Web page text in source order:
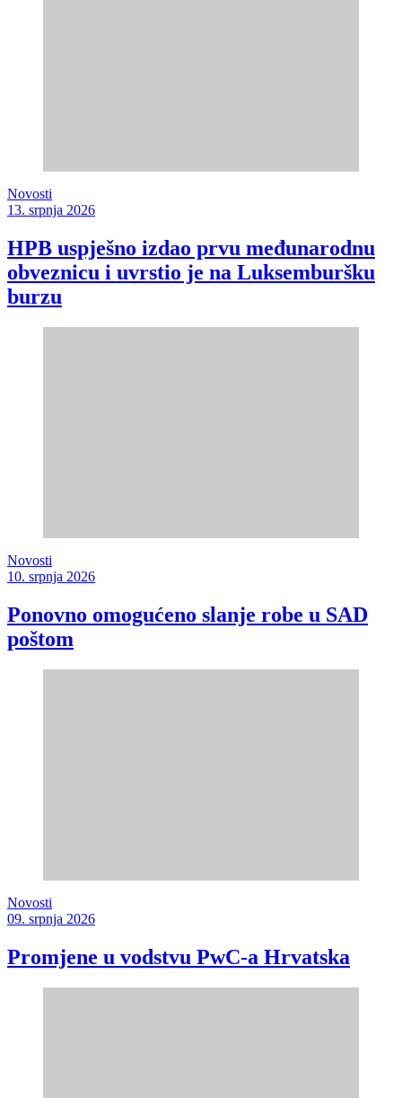
Novosti
13. srpnja 2026
HPB uspješno izdao prvu međunarodnu
obveznicu i uvrstio je na Luksemburšku
burzu
Novosti
10. srpnja 2026
Ponovno omogućeno slanje robe u SAD
poštom
Novosti
09. srpnja 2026
Promjene u vodstvu PwC-a Hrvatska